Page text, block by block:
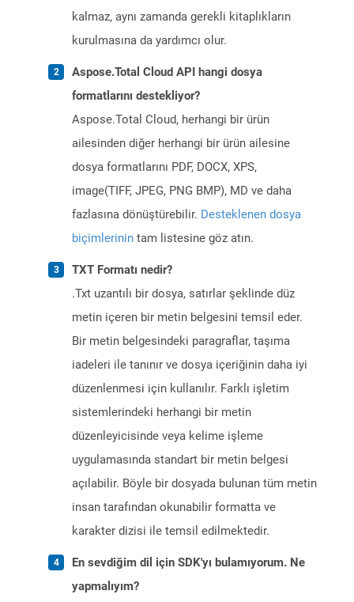
kalmaz, aynı zamanda gerekli kitaplıkların
kurulmasına da yardımcı olur.
Aspose.Total Cloud API hangi dosya
formatlarını destekliyor?
Aspose.Total Cloud, herhangi bir ürün
ailesinden diğer herhangi bir ürün ailesine
dosya formatlarını PDF, DOCX, XPS,
image(TIFF, JPEG, PNG BMP), MD ve daha
fazlasına dönüştürebilir. Desteklenen dosya
biçimlerinin tam listesine göz atın.
TXT Formatı nedir?
.Txt uzantılı bir dosya, satırlar şeklinde düz
metin içeren bir metin belgesini temsil eder.
Bir metin belgesindeki paragraflar, taşıma
iadeleri ile tanınır ve dosya içeriğinin daha iyi
düzenlenmesi için kullanılır. Farklı işletim
sistemlerindeki herhangi bir metin
düzenleyicisinde veya kelime işleme
uygulamasında standart bir metin belgesi
açılabilir. Böyle bir dosyada bulunan tüm metin
insan tarafından okunabilir formatta ve
karakter dizisi ile temsil edilmektedir.
En sevdiğim dil için SDK'yı bulamıyorum. Ne
yapmalıyım?